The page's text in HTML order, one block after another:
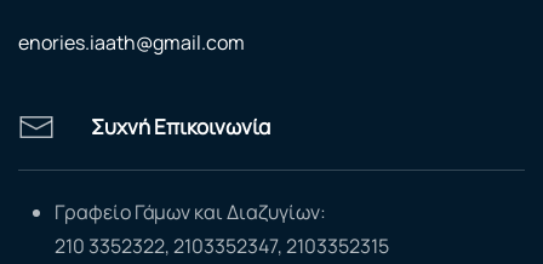
enories.iaath@gmail.com
Συχνή Επικοινωνία
Γραφείο Γάμων και Διαζυγίων:
210 3352322, 2103352347, 2103352315